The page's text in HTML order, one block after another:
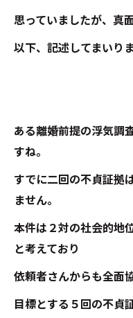
思っていましたが、真
以下、記述してまいりま
ある離婚前提の浮気調
すね。
すでに二回の不貞証拠
ません。
本件は２対の社会的地
と考えており
依頼者さんからも全面
目標とする５回の不貞